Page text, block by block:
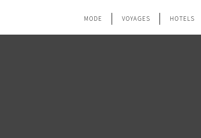
MODE VOYAGES HOTELS